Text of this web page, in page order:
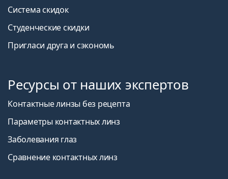
Система скидок
Студенческие скидки
Пригласи друга и сэкономь
Ресурсы от наших экспертов
Контактные линзы без рецепта
Параметры контактных линз
Заболевания глаз
Сравнение контактных линз